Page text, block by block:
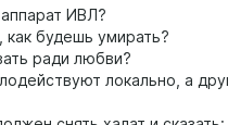
ИВЛ?
будешь умирать?
ради любви?
локально, а